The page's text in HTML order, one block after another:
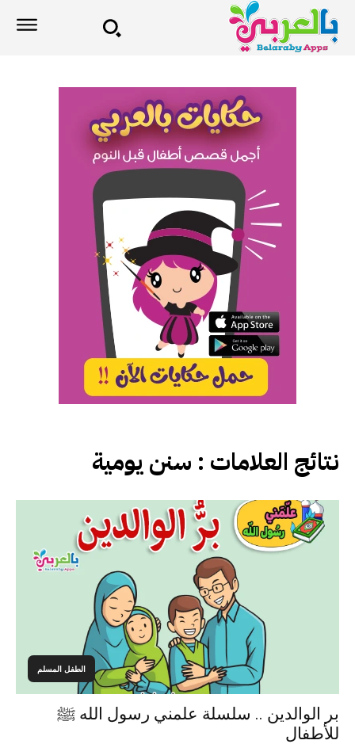
نتائج العلامات : سنن يومية
الطفل المسلم
بر الوالدين .. سلسلة علمني رسول الله ﷺ
للأطفال